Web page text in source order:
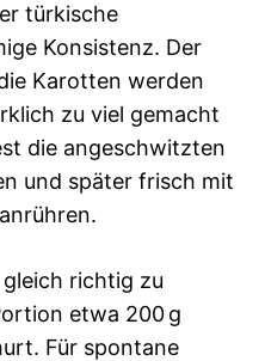
türkische
Konsistenz. Der
Karotten werden
zu viel gemacht
die angeschwitzten
und später frisch mit
richtig zu
etwa 200 g
Für spontane